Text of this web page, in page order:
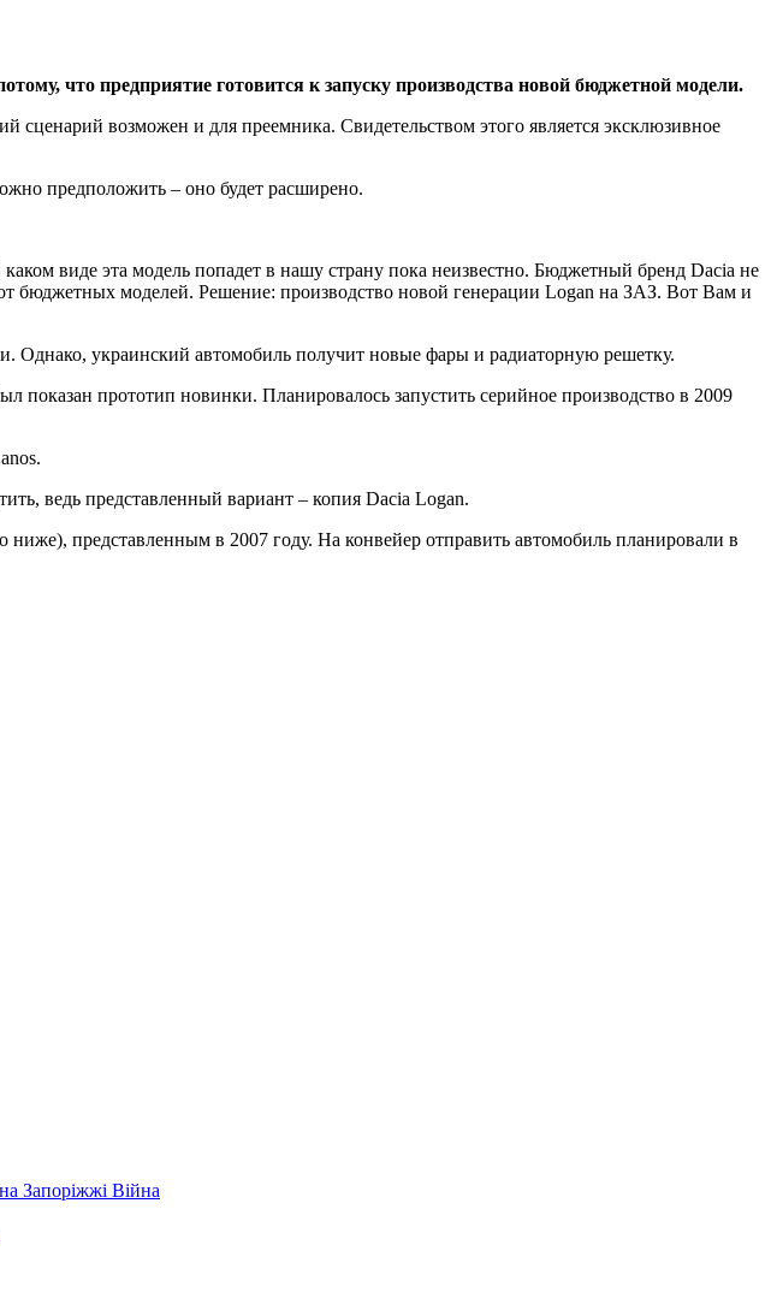
что предприятие готовится к запуску производства новой бюджетной модели.
возможен и для преемника. Свидетельством этого является эксклюзивное
предположить – оно будет расширено.
виде эта модель попадет в нашу страну пока неизвестно. Бюджетный бренд Dacia не
бюджетных моделей. Решение: производство новой генерации Logan на ЗАЗ. Вот Вам и
Однако, украинский автомобиль получит новые фары и радиаторную решетку.
прототип новинки. Планировалось запустить серийное производство в 2009
ведь представленный вариант – копия Dacia Logan.
представленным в 2007 году. На конвейер отправить автомобиль планировали в
Запоріжжі Війна